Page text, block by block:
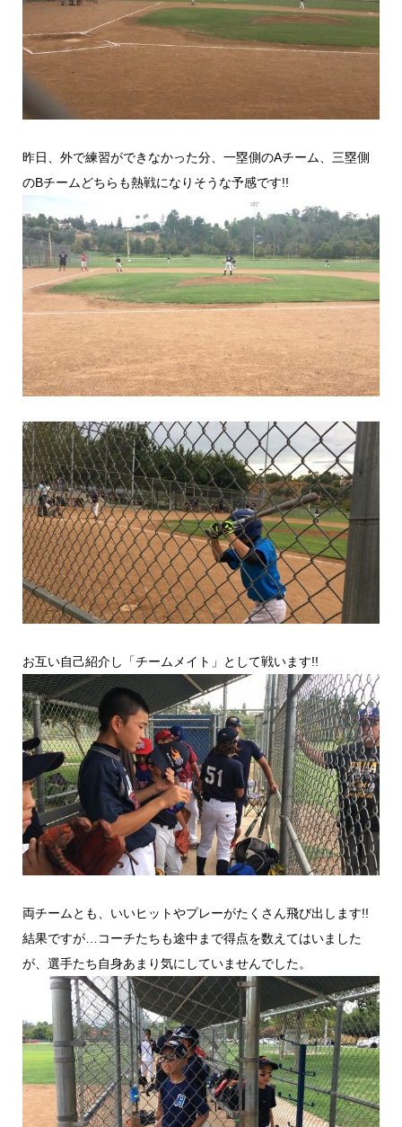
昨日、外で練習ができなかった分、一塁側のAチーム、三塁側
のBチームどちらも熱戦になりそうな予感です!!
お互い自己紹介し「チームメイト」として戦います!!
両チームとも、いいヒットやプレーがたくさん飛び出します!!
結果ですが…コーチたちも途中まで得点を数えてはいました
が、選手たち自身あまり気にしていませんでした。